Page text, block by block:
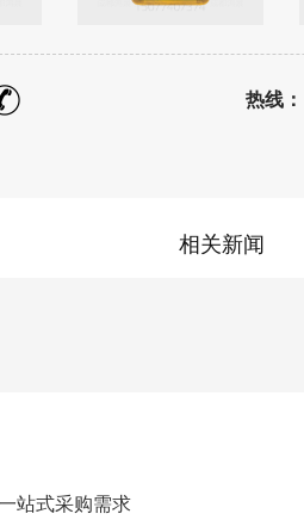
热线：
相关新闻
站式采购需求